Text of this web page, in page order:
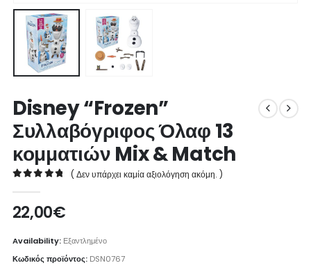
Disney “Frozen”
Συλλαβόγριφος Όλαφ 13
κομματιών Mix & Match
( Δεν υπάρχει καμία αξιολόγηση ακόμη. )
22,00€
Availability: Εξαντλημένο
Κωδικός προϊόντος: DSN0767